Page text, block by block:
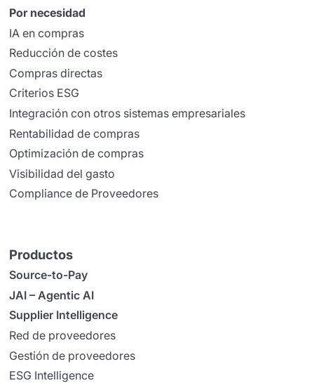
Por necesidad
IA en compras
Reducción de costes
Compras directas
Criterios ESG
Integración con otros sistemas empresariales
Rentabilidad de compras
Optimización de compras
Visibilidad del gasto
Compliance de Proveedores
Productos
Source-to-Pay
JAI – Agentic AI
Supplier Intelligence
Red de proveedores
Gestión de proveedores
ESG Intelligence